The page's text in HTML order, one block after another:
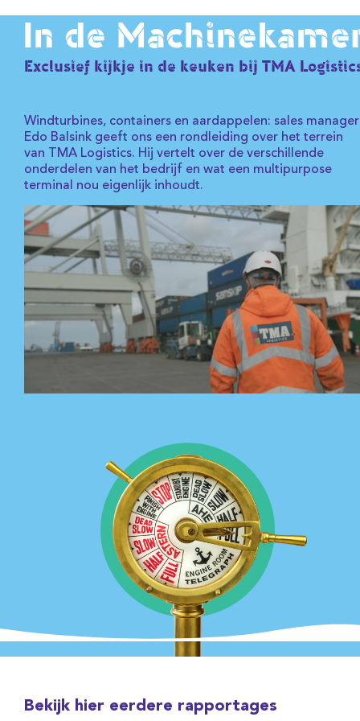
In de
Exclusief kijkje in de keuken bij TMA
Windturbines, containers en aardappelen: sales manager
Edo Balsink geeft ons een rondleiding over het terrein
van TMA Logistics. Hij vertelt over de verschillende
onderdelen van het bedrijf en wat een multipurpose
terminal nou eigenlijk inhoudt.
Bekijk hier eerdere rapportages